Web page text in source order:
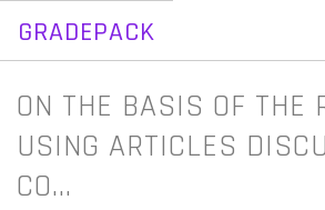
GRADEPACK
Skip
content
ON THE BASIS OF THE
USING ARTICLES
CO…